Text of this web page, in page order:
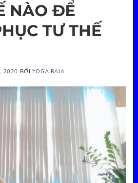
NÀO ĐỂ
TƯ THẾ
2020 BỞI YOGA RAJA